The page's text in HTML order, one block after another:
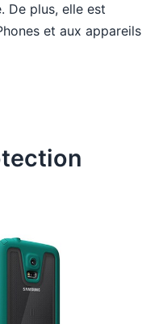
De plus, elle est
et aux appareils